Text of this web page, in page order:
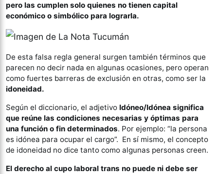
pero las cumplen solo quienes no tienen capital
económico o simbólico para lograrla.
De esta falsa regla general surgen también términos que
parecen no decir nada en algunas ocasiones, pero operan
como fuertes barreras de exclusión en otras, como ser la
idoneidad.
Según el diccionario, el adjetivo Idóneo/Idónea significa
que reúne las condiciones necesarias y óptimas para
una función o fin determinados. Por ejemplo: “la persona
es idónea para ocupar el cargo”. En sí mismo, el concepto
de idoneidad no dice tanto como algunas personas creen.
El derecho al cupo laboral trans no puede ni debe ser